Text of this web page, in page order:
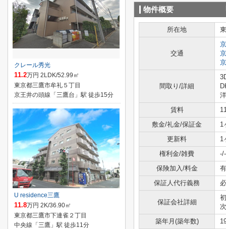
物件概要
所在地
交通
間取り/詳細
賃料
敷金/礼金/保証金
1
更新料
1
権利金/雑費
-/-
保険加入/料金
保証人代行義務
保証会社詳細
築年月(築年数)
クレール秀光
11.2万円 2LDK/52.99㎡
東京都三鷹市牟礼５丁目
京王井の頭線「三鷹台」駅 徒歩15分
U residence三鷹
11.8万円 2K/36.90㎡
東京都三鷹市下連雀２丁目
中央線「三鷹」駅 徒歩11分